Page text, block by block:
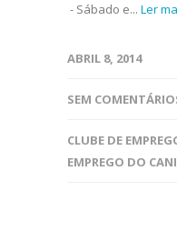
- Sábado e... Ler
ABRIL 8, 2014
SEM
CLUBE DE
EMPREGO DO